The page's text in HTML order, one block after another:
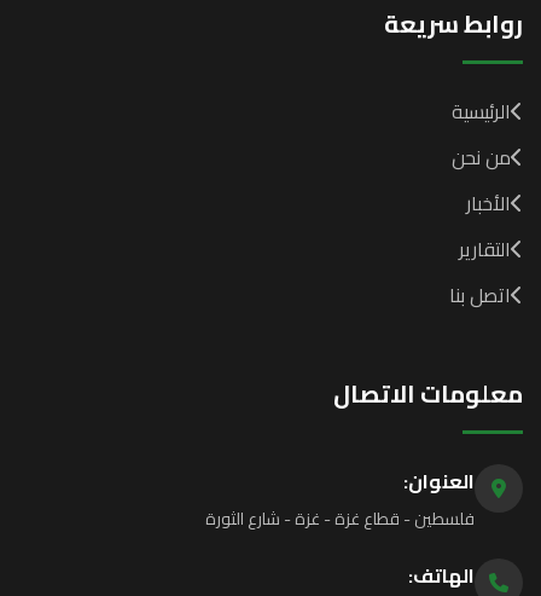
روابط سريعة
الرئيسية
من نحن
الأخبار
التقارير
اتصل بنا
معلومات الاتصال
العنوان:
فلسطين - قطاع غزة - غزة - شارع الثورة
الهاتف: